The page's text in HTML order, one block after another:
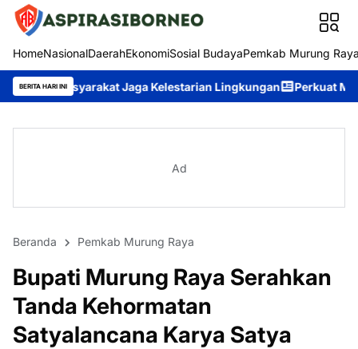
HomeNasionalDaerahEkonomiSosial BudayaPemkab Murung
BERITA HARI INI
Jaga Kelestarian Lingkungan Perkuat Mental Spiritual
Ad
Beranda Pemkab Murung Raya
Bupati Murung Raya Serahkan
Tanda Kehormatan
Satyalancana Karya Satya